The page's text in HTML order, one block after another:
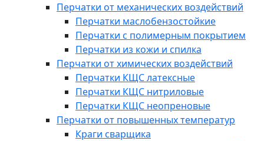
Перчатки от механических воздействий
Перчатки маслобензостойкие
Перчатки с полимерным покрытием
Перчатки из кожи и спилка
Перчатки от химических воздействий
Перчатки КЩС латексные
Перчатки КЩС нитриловые
Перчатки КЩС неопреновые
Перчатки от повышенных температур
Краги сварщика